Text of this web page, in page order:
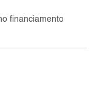
financiamento